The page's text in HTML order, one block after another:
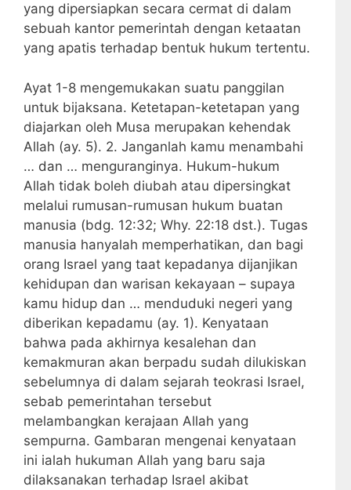
yang dipersiapkan secara cermat di dalam
sebuah kantor pemerintah dengan ketaatan
yang apatis terhadap bentuk hukum tertentu.
Ayat 1-8 mengemukakan suatu panggilan
untuk bijaksana. Ketetapan-ketetapan yang
diajarkan oleh Musa merupakan kehendak
Allah (ay. 5). 2. Janganlah kamu menambahi
… dan … menguranginya. Hukum-hukum
Allah tidak boleh diubah atau dipersingkat
melalui rumusan-rumusan hukum buatan
manusia (bdg. 12:32; Why. 22:18 dst.). Tugas
manusia hanyalah memperhatikan, dan bagi
orang Israel yang taat kepadanya dijanjikan
kehidupan dan warisan kekayaan – supaya
kamu hidup dan … menduduki negeri yang
diberikan kepadamu (ay. 1). Kenyataan
bahwa pada akhirnya kesalehan dan
kemakmuran akan berpadu sudah dilukiskan
sebelumnya di dalam sejarah teokrasi Israel,
sebab pemerintahan tersebut
melambangkan kerajaan Allah yang
sempurna. Gambaran mengenai kenyataan
ini ialah hukuman Allah yang baru saja
dilaksanakan terhadap Israel akibat